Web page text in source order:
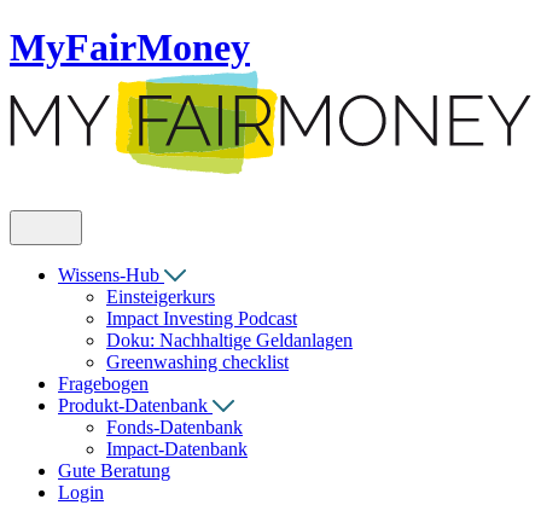
MyFairMoney
Wissens-Hub
Einsteigerkurs
Impact Investing Podcast
Doku: Nachhaltige Geldanlagen
Greenwashing checklist
Fragebogen
Produkt-Datenbank
Fonds-Datenbank
Impact-Datenbank
Gute Beratung
Login